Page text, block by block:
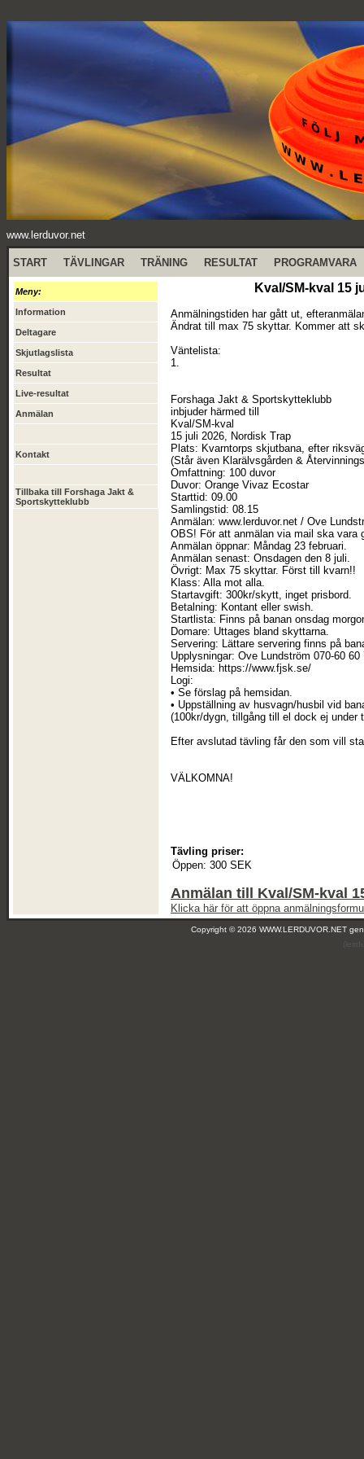
www.lerduvor.net
START TÄVLINGAR TRÄNING RESULTAT PROGRAMVARA
Meny:
Information
Deltagare
Skjutlagslista
Resultat
Live-resultat
Anmälan
Kontakt
Tillbaka till Forshaga Jakt &
Sportskytteklubb
Kval/SM-kval 15
Anmälningstiden har gått ut,
Ändrat till max 75 skyttar. Kommer att
Väntelista:
1.
Forshaga Jakt & Sportskytteklubb
inbjuder härmed till
Kval/SM-kval
15 juli 2026, Nordisk Trap
Plats: Kvarntorps skjutbana, efter
(Står även Klarälvsgården &
Omfattning: 100 duvor
Duvor: Orange Vivaz Ecostar
Starttid: 09.00
Samlingstid: 08.15
Anmälan: www.lerduvor.net / Ove
OBS! För att anmälan via mail ska vara
Anmälan öppnar: Måndag 23 februari.
Anmälan senast: Onsdagen den 8 juli.
Övrigt: Max 75 skyttar. Först till kvarn!!
Klass: Alla mot alla.
Startavgift: 300kr/skytt, inget prisbord.
Betalning: Kontant eller swish.
Startlista: Finns på banan onsdag
Domare: Uttages bland skyttarna.
Servering: Lättare servering finns på
Upplysningar: Ove Lundström 070-60 60
Hemsida: https://www.fjsk.se/
Logi:
• Se förslag på hemsidan.
• Uppställning av husvagn/husbil vid
(100kr/dygn, tillgång till el dock ej under
Efter avslutad tävling får den som vill
VÄLKOMNA!
Tävling priser:
Öppen: 300 SEK
Anmälan till Kval/SM-kval
Klicka här för att öppna
Copyright © 2026 WWW.LERDUVOR.NET